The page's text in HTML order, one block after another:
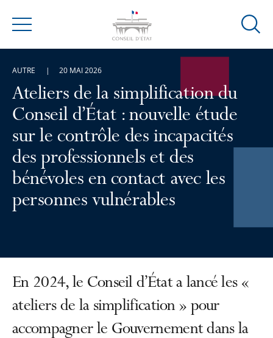
Menu
Ouvrir
Ateliers de la simplification du
Conseil d’État : nouvelle étude
sur le contrôle des incapacités
des professionnels et des
bénévoles en contact avec les
personnes vulnérables
AUTRE 20 MAI 2026
En 2024, le Conseil d’État a lancé les «
ateliers de la simplification » pour
accompagner le Gouvernement dans la